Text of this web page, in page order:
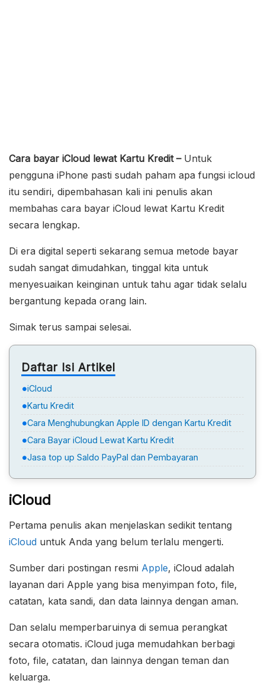
Cara bayar iCloud lewat Kartu Kredit – Untuk
pengguna iPhone pasti sudah paham apa fungsi icloud
itu sendiri, dipembahasan kali ini penulis akan
membahas cara bayar iCloud lewat Kartu Kredit
secara lengkap.
Di era digital seperti sekarang semua metode bayar
sudah sangat dimudahkan, tinggal kita untuk
menyesuaikan keinginan untuk tahu agar tidak selalu
bergantung kepada orang lain.
Simak terus sampai selesai.
Daftar Isi Artikel
iCloud
Kartu Kredit
Cara Menghubungkan Apple ID dengan Kartu Kredit
Cara Bayar iCloud Lewat Kartu Kredit
Jasa top up Saldo PayPal dan Pembayaran
iCloud
Pertama penulis akan menjelaskan sedikit tentang
iCloud untuk Anda yang belum terlalu mengerti.
Sumber dari postingan resmi Apple, iCloud adalah
layanan dari Apple yang bisa menyimpan foto, file,
catatan, kata sandi, dan data lainnya dengan aman.
Dan selalu memperbaruinya di semua perangkat
secara otomatis. iCloud juga memudahkan berbagi
foto, file, catatan, dan lainnya dengan teman dan
keluarga.